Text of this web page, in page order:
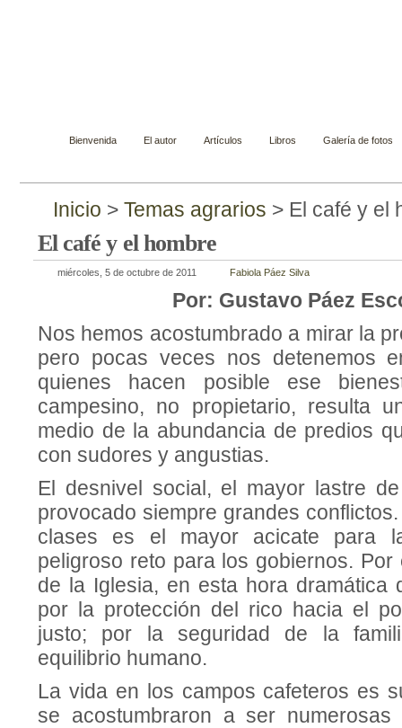
Bienvenida El autor Artículos Libros Galería de fotos
Inicio > Temas agrarios > El café y el
El café y el hombre
miércoles, 5 de octubre de 2011 Fabiola Páez Silva
Por: Gustavo Páez
Nos hemos acostumbrado a mirar la
pero pocas veces nos detenemos
quienes hacen posible ese
campesino, no pro­pietario, resulta
medio de la abundancia de predios
con sudores y angustias.
El desnivel social, el mayor lastre
provocado siempre grandes
clases es el mayor acicate para
peligroso reto para los gobiernos. Por
de la Iglesia, en esta hora dramá­tica
por la protección del rico hacia el
justo; por la seguridad de la
equilibrio humano.
La vida en los campos cafete­ros es
se acostumbraron a ser